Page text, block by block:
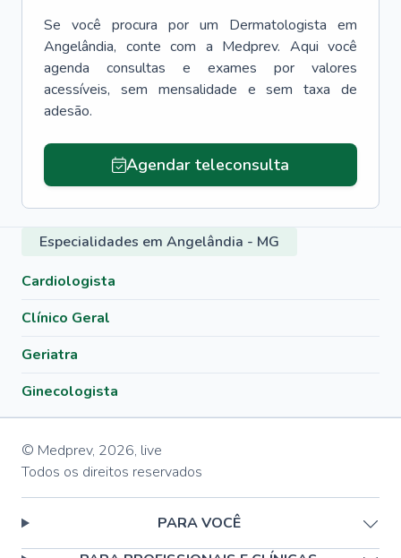
Se você procura por um Dermatologista em
Angelândia, conte com a Medprev. Aqui você
agenda consultas e exames por valores
acessíveis, sem mensalidade e sem taxa de
adesão.
Agendar teleconsulta
Especialidades em Angelândia - MG
Cardiologista
Clínico Geral
Geriatra
Ginecologista
© Medprev, 2026, live
Todos os direitos reservados
PARA VOCÊ